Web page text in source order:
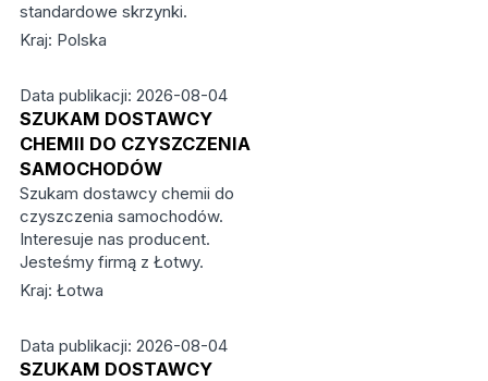
standardowe skrzynki.
Kraj: Polska
Data publikacji: 2026-08-04
SZUKAM DOSTAWCY
CHEMII DO CZYSZCZENIA
SAMOCHODÓW
Szukam dostawcy chemii do
czyszczenia samochodów.
Interesuje nas producent.
Jesteśmy firmą z Łotwy.
Kraj: Łotwa
Data publikacji: 2026-08-04
SZUKAM DOSTAWCY